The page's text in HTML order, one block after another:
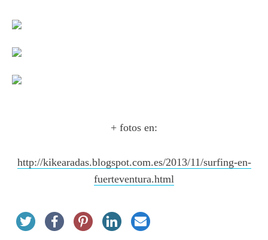
+ fotos en:
http://kikearadas.blogspot.com.es/2013/11/surfing-en-
fuerteventura.html